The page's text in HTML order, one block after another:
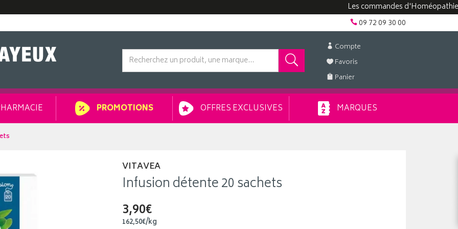
Les commandes d'Homéopathie
09 72 09 30 00
Compte
Favoris
Panier
PROMOTIONS OFFRES EXCLUSIVES MARQUES
VITAVEA
Infusion détente 20 sachets
3,90€
162,50€/kg